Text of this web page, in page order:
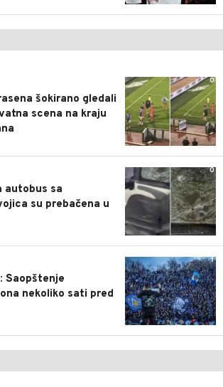
0
šokirano gledali
scena na kraju
0
autobus sa
su prebačena u
1
Saopštenje
nekoliko sati pred